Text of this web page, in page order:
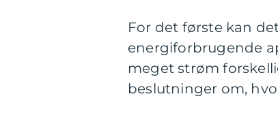
For det første kan
energiforbrugende
meget strøm
beslutninger om,